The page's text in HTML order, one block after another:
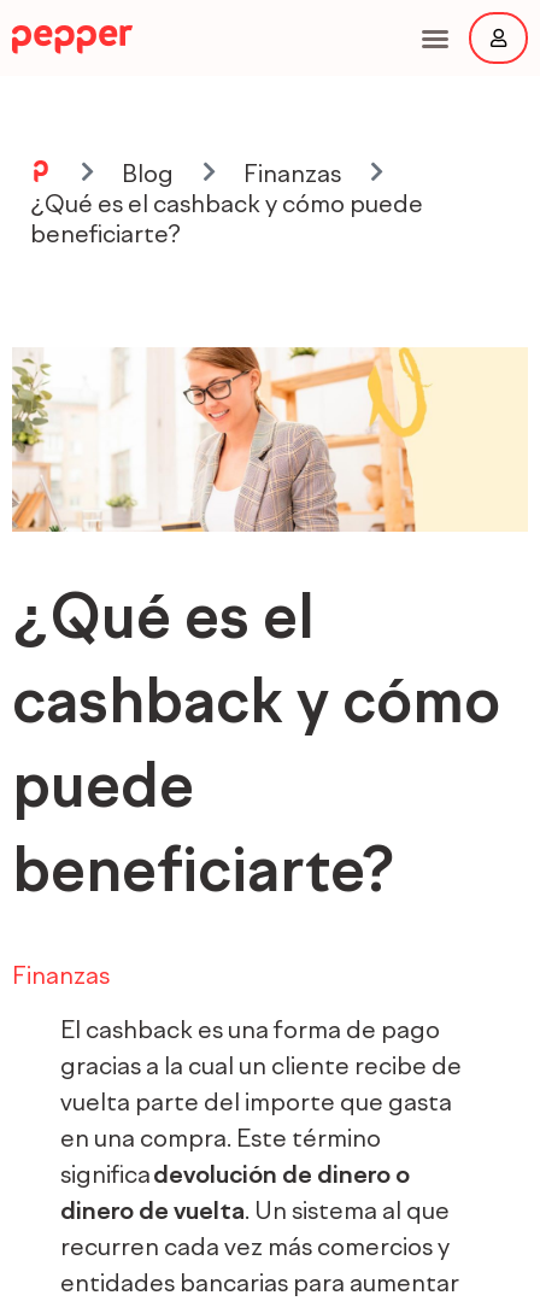
al
Blog
Finanzas
¿Qué es el cashback y cómo puede
beneficiarte?
¿Qué es el
cashback y cómo
puede
beneficiarte?
Finanzas
El cashback es una forma de pago
gracias a la cual un cliente recibe de
vuelta parte del importe que gasta
en una compra. Este término
significa devolución de dinero o
dinero de vuelta. Un sistema al que
recurren cada vez más comercios y
entidades bancarias para aumentar